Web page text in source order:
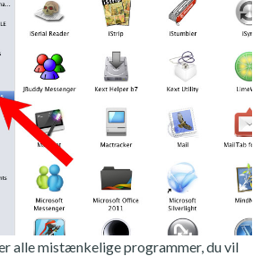
alle mistænkelige programmer, du vil